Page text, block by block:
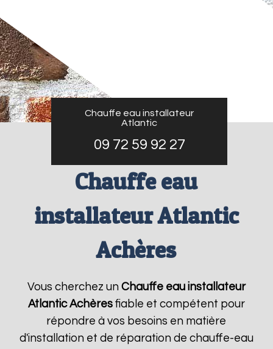
Chauffe eau installateur
Atlantic
09 72 59 92 27
Chauffe eau
installateur Atlantic
Achères
Vous cherchez un Chauffe eau installateur
Atlantic Achèresfiable et compétent pour
répondre à vos besoins en matière
d'installation et de réparation de chauffe-eau